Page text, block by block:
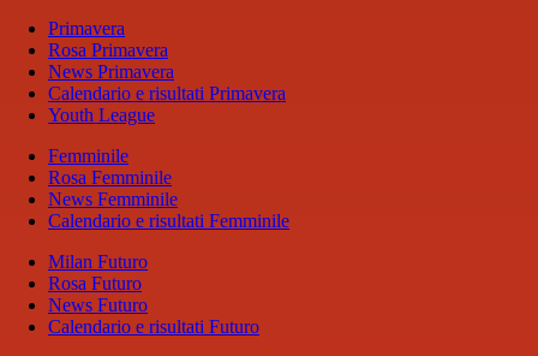
Primavera
Rosa Primavera
News Primavera
Calendario e risultati Primavera
Youth League
Femminile
Rosa Femminile
News Femminile
Calendario e risultati Femminile
Milan Futuro
Rosa Futuro
News Futuro
Calendario e risultati Futuro